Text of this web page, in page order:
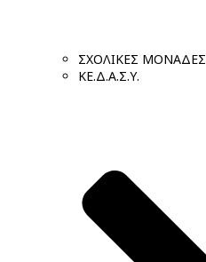
ΣΧΟΛΙΚΕΣ ΜΟΝΑΔΕΣ
ΚΕ.Δ.Α.Σ.Υ.